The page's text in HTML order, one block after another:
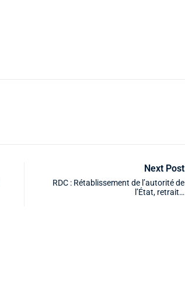
Next Post
RDC : Rétablissement de l’autorité de
l’État, retrait…